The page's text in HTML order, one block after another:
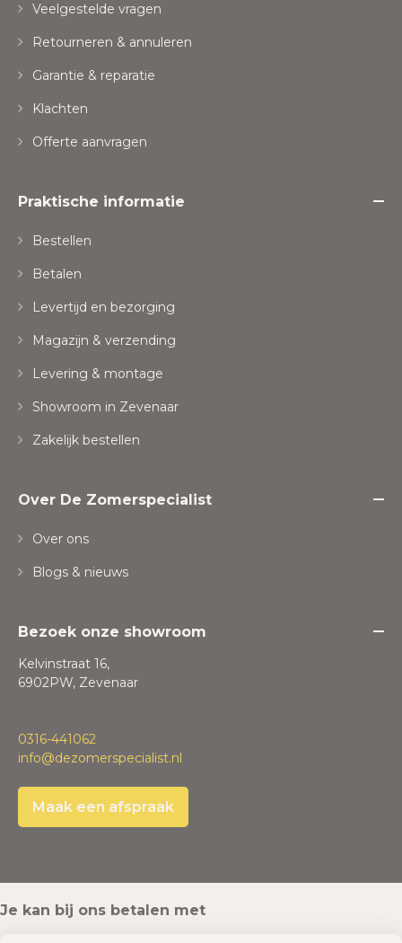
Veelgestelde vragen
Retourneren & annuleren
Garantie & reparatie
Klachten
Offerte aanvragen
Praktische informatie
Bestellen
Betalen
Levertijd en bezorging
Magazijn & verzending
Levering & montage
Showroom in Zevenaar
Zakelijk bestellen
Over De Zomerspecialist
Over ons
Blogs & nieuws
Bezoek onze showroom
Kelvinstraat 16,
6902PW, Zevenaar
0316-441062
info@dezomerspecialist.nl
Maak een afspraak
Je kan bij ons betalen met